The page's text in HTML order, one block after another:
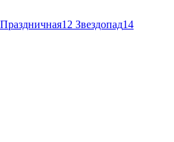
12 Звездопад14